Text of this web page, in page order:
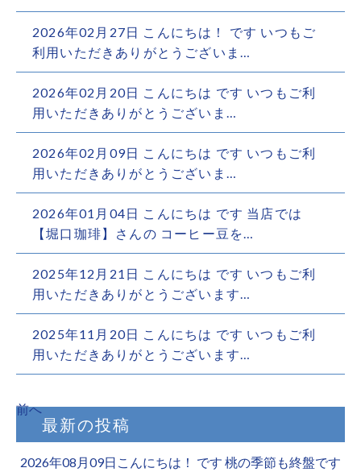
2026年02月27日 こんにちは！ です️ いつもご
利用いただきありがとうございま…
2026年02月20日 こんにちは︎ です️ いつもご利
用いただきありがとうございま…
2026年02月09日 こんにちは︎ です️ いつもご利
用いただきありがとうございま…
2026年01月04日 こんにちは です️ 当店では
【堀口珈琲】さんの コーヒー豆を…
2025年12月21日 こんにちは です️ いつもご利
用いただきありがとうございます…
2025年11月20日 こんにちは です️ いつもご利
用いただきありがとうございます…
前へ
最新の投稿
2026年08月09日こんにちは！ です 桃の季節も終盤です